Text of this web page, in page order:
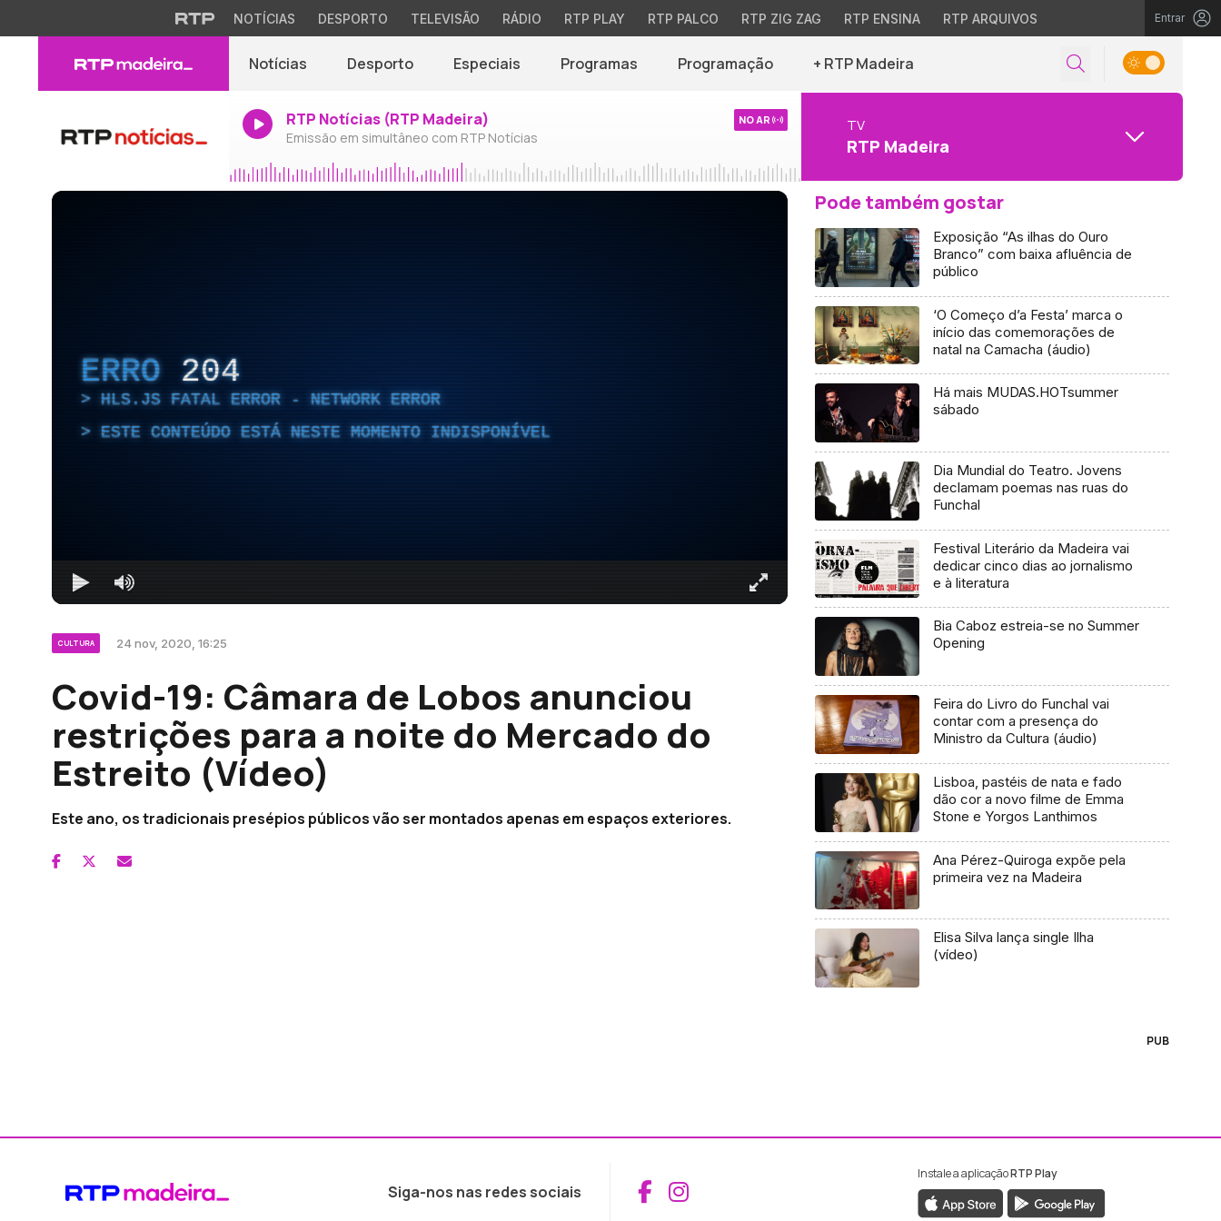
NOTÍCIAS DESPORTO TELEVISÃO RÁDIO RTP PLAY RTP PALCO RTP ZIG ZAG RTP ENSINA RTP ARQUIVOS Entrar
Notícias Desporto Especiais Programas Programação + RTP Madeira
RTP Notícias (RTP Madeira)
Emissão em simultâneo com RTP Notícias
NO AR TV
RTP Madeira
ERRO 204
HLS.JS FATAL ERROR - NETWORK ERROR
ESTE CONTEÚDO ESTÁ NESTE MOMENTO INDISPONÍVEL
CULTURA 24 nov, 2020, 16:25
Covid-19: Câmara de Lobos anunciou
restrições para a noite do Mercado do
Estreito (Vídeo)
Este ano, os tradicionais presépios públicos vão ser montados apenas em espaços exteriores.
Pode também gostar
Exposição “As ilhas do Ouro
Branco” com baixa afluência de
público
‘O Começo d’a Festa’ marca o
início das comemorações de
natal na Camacha (áudio)
Há mais MUDAS.HOTsummer
sábado
Dia Mundial do Teatro. Jovens
declamam poemas nas ruas do
Funchal
Festival Literário da Madeira vai
dedicar cinco dias ao jornalismo
e à literatura
Bia Caboz estreia-se no Summer
Opening
Feira do Livro do Funchal vai
contar com a presença do
Ministro da Cultura (áudio)
Lisboa, pastéis de nata e fado
dão cor a novo filme de Emma
Stone e Yorgos Lanthimos
Ana Pérez-Quiroga expõe pela
primeira vez na Madeira
Elisa Silva lança single Ilha
(vídeo)
PUB
Siga-nos nas redes sociais Aceder ao Facebook da RTP Madeira
Aceder ao Instagram da RTP Madeira
Instale a aplicaçãoRTP Play